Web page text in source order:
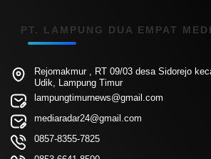
PT. LAMPUNG DUA EMPAT
Rejomakmur , RT 09/03 desa Sidorejo
Udik, Lampung Timur
lampungtimurnews@gmail.com
mediaradar24@gmail.com
0857-8355-7825